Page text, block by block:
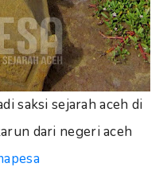
saksi sejarah aceh di
dari negeri aceh